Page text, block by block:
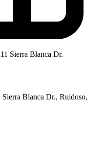
Sierra Blanca Dr.
Blanca Dr., Ruidoso,